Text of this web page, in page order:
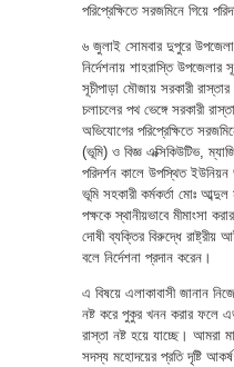
পরিপ্রেক্ষিতে সরজমিনে গিয়ে
৬ জুলাই সোমবার দুপুরে উপজেলা
নির্দেশনায় শাহরাস্তি
সূচীপাড়া মৌজায় সরকারী
চলাচলের পথ ভেঙ্গে সরকারী
অভিযোগের পরিপ্রেক্ষিতে
(ভূমি) ও বিজ্ঞ এক্সিকিউটিভ,
পরিদর্শন কালে উপস্থিত
ভূমি সহকারী কর্মকর্তা মোঃ আব্দুল
পক্ষকে স্থানীয়ভাবে মীমাংসা
দোষী ব্যক্তির বিরুদ্ধে
বলে নির্দেশনা প্রদান করেন।
এ বিষয়ে এলাকাবাসী জানান
নষ্ট করে পুকুর খনন করার ফলে
রাস্তা নষ্ট হয়ে যাচ্ছে। আমরা
সদস্য মহোদয়ের প্রতি দৃষ্টি